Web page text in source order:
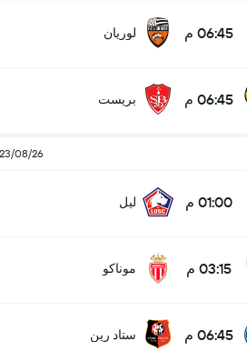
06:45 م لوريان
06:45 م بريست
23/08/26
01:00 م ليل
03:15 م موناكو
06:45 م ستاد رين